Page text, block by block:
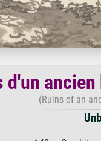
d'un
(Ruins of an